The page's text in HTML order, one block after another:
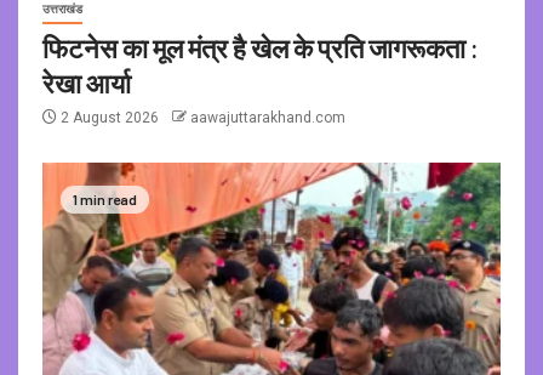
उत्तराखंड
फिटनेस का मूल मंत्र है खेल के प्रति जागरूकता :
रेखा आर्या
2 August 2026 aawajuttarakhand.com
1 min read